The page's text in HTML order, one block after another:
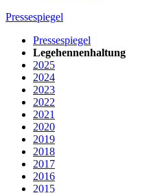
Pressespiegel
Pressespiegel
Legehennenhaltung
2025
2024
2023
2022
2021
2020
2019
2018
2017
2016
2015